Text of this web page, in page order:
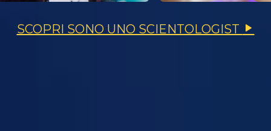
SCOPRI SONO UNO SCIENTOLOGIST